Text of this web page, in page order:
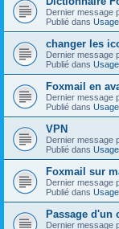
Dernier message
Publié dans
changer les
Dernier message
Publié dans
Foxmail en
Dernier message
Publié dans
VPN
Dernier message
Publié dans
Foxmail sur
Dernier message
Publié dans
Passage d'un
Dernier message